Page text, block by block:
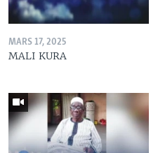
MARS 17, 2025
MALI KURA